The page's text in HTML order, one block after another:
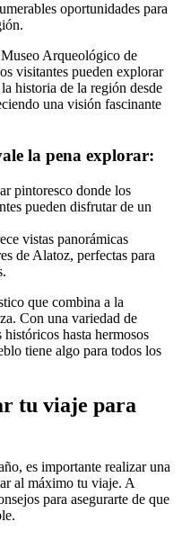
oportunidades para
Arqueológico de
visitantes pueden explorar
historia de la región desde
una visión fascinante
la pena explorar:
pintoresco donde los
pueden disfrutar de un
vistas panorámicas
de Alatoz, perfectas para
que combina a la
Con una variedad de
hasta hermosos
tiene algo para todos los
tu viaje para
es importante realizar una
al máximo tu viaje. A
para asegurarte de que